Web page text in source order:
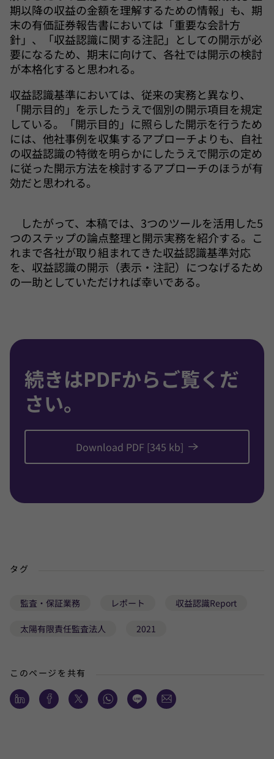
期以降の収益の金額を理解するための情報」も、期
末の有価証券報告書においては「重要な会計方
針」、「収益認識に関する注記」としての開示が必
要になるため、期末に向けて、各社では開示の検討
が本格化すると思われる。
収益認識基準においては、従来の実務と異なり、
「開示目的」を示したうえで個別の開示項目を規定
している。「開示目的」に照らした開示を行うため
には、他社事例を収集するアプローチよりも、自社
の収益認識の特徴を明らかにしたうえで開示の定め
に従った開示方法を検討するアプローチのほうが有
効だと思われる。
したがって、本稿では、3つのツールを活用した5
つのステップの論点整理と開示実務を紹介する。こ
れまで各社が取り組まれてきた収益認識基準対応
を、収益認識の開示（表示・注記）につなげるため
の一助としていただければ幸いである。
続きはPDFからご覧くだ
さい。
Download PDF [345 kb]
タグ
監査・保証業務 レポート 収益認識Report
太陽有限責任監査法人 2021
このページを共有